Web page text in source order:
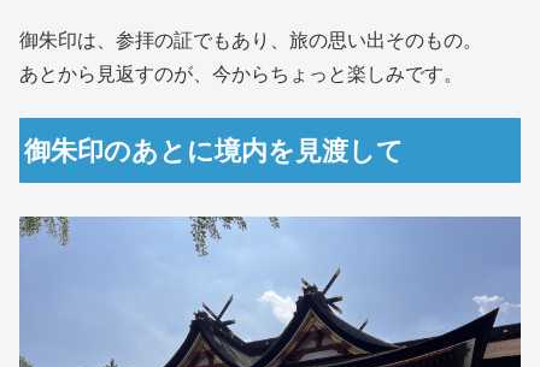
御朱印は、参拝の証でもあり、旅の思い出そのもの。
あとから見返すのが、今からちょっと楽しみです。
御朱印のあとに境内を見渡して